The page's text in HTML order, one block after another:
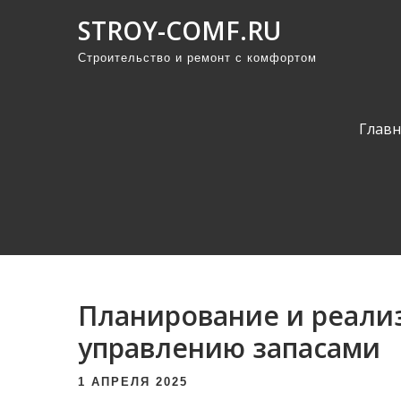
STROY-COMF.RU
Строительство и ремонт с комфортом
Планирование и
управлению запасами
1 АПРЕЛЯ 2025